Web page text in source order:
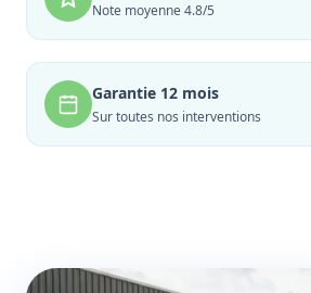
Note moyenne 4.8/5
Garantie 12 mois
Sur toutes nos interventions